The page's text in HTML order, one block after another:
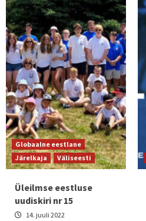
Globaalne eestlane
Järelkaja
Väliseesti
Üleilmse eestluse
uudiskiri nr 15
14. juuli 2022